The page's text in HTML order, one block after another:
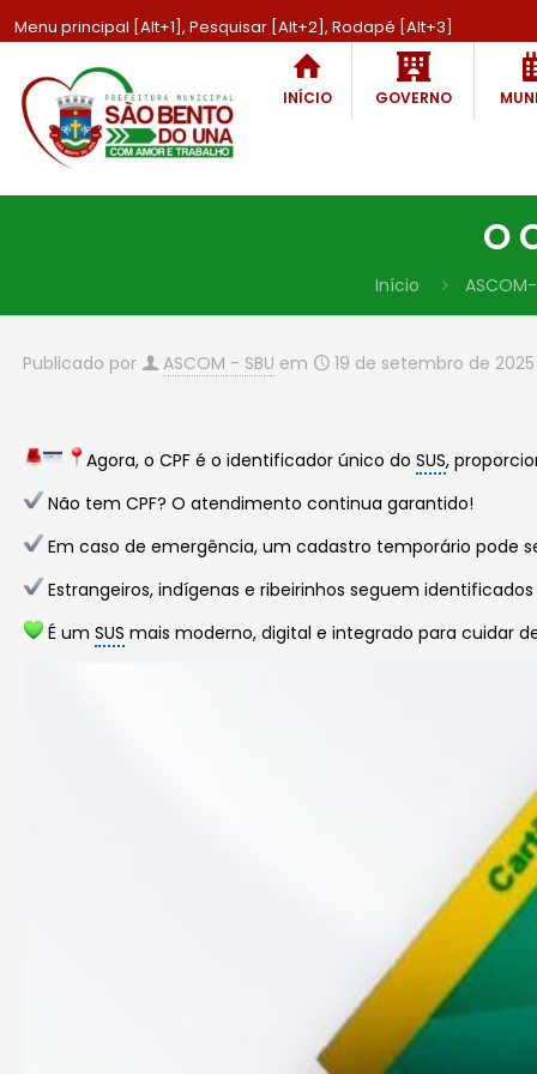
Menu principal [Alt+1], Pesquisar [Alt+2], Rodapé [Alt+3]
INÍCIO GOVERNO
O
Início ASCOM-
Publicado por ASCOM - SBU em 19 de setembro de 2025
Agora, o CPF é o identificador único doSUS,
Não tem CPF? O atendimento continua garantido!
Em caso de emergência, um cadastro temporário pode
Estrangeiros, indígenas e ribeirinhos seguem
É umSUS mais moderno, digital e integrado para cuidar